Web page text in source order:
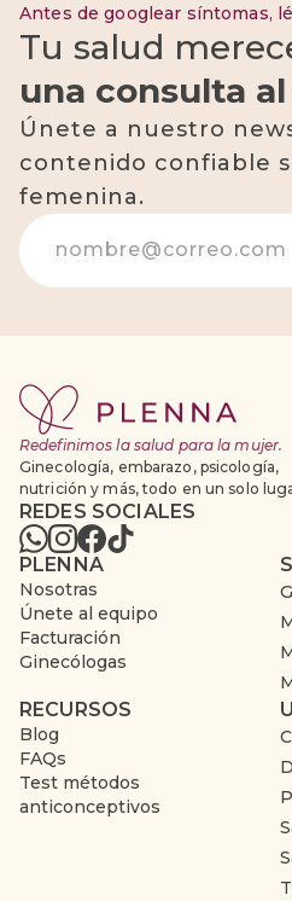
Antes de googlear síntomas,
Tu salud
una consulta
Únete a nuestro
contenido confiable
femenina.
Redefinimos la salud para la mujer.
Ginecología, embarazo, psicología,
nutrición y más, todo en un solo
REDES SOCIALES
PLENNA
Nosotras
Únete al equipo
Facturación
Ginecólogas
RECURSOS
Blog
FAQs
Test métodos
anticonceptivos